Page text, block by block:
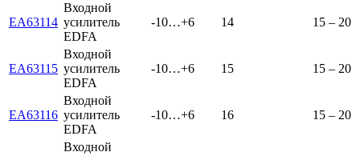
EA63114
Входной
усилитель
EDFA
-10…+6 14 15 – 20
EA63115
Входной
усилитель
EDFA
-10…+6 15 15 – 20
EA63116
Входной
усилитель
EDFA
-10…+6 16 15 – 20
Входной